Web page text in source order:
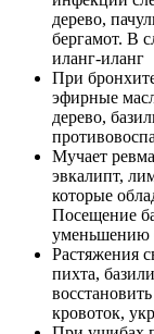
дерево,
бергамот. В
иланг-иланг
При
эфирные
дерево,
Мучает
эвкалипт,
которые
Посещение
уменьшению
Растяжения
пихта,
кровоток,